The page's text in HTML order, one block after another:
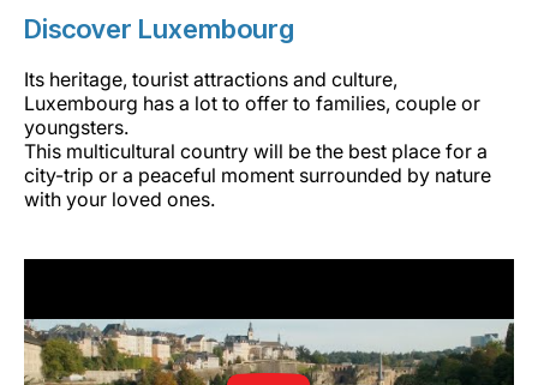
Discover Luxembourg
Its heritage, tourist attractions and culture,
Luxembourg has a lot to offer to families, couple or
youngsters.
This multicultural country will be the best place for a
city-trip or a peaceful moment surrounded by nature
with your loved ones.